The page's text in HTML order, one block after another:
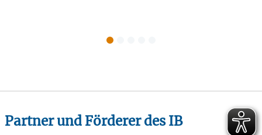
Partner und Förderer des IB